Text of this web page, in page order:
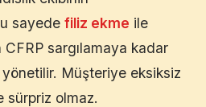
sayede filiz ekme ile
sargılamaya kadar
yönetilir. Müşteriye eksiksiz
sürpriz olmaz.